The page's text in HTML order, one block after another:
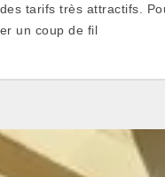
tarifs très attractifs.
un coup de fil